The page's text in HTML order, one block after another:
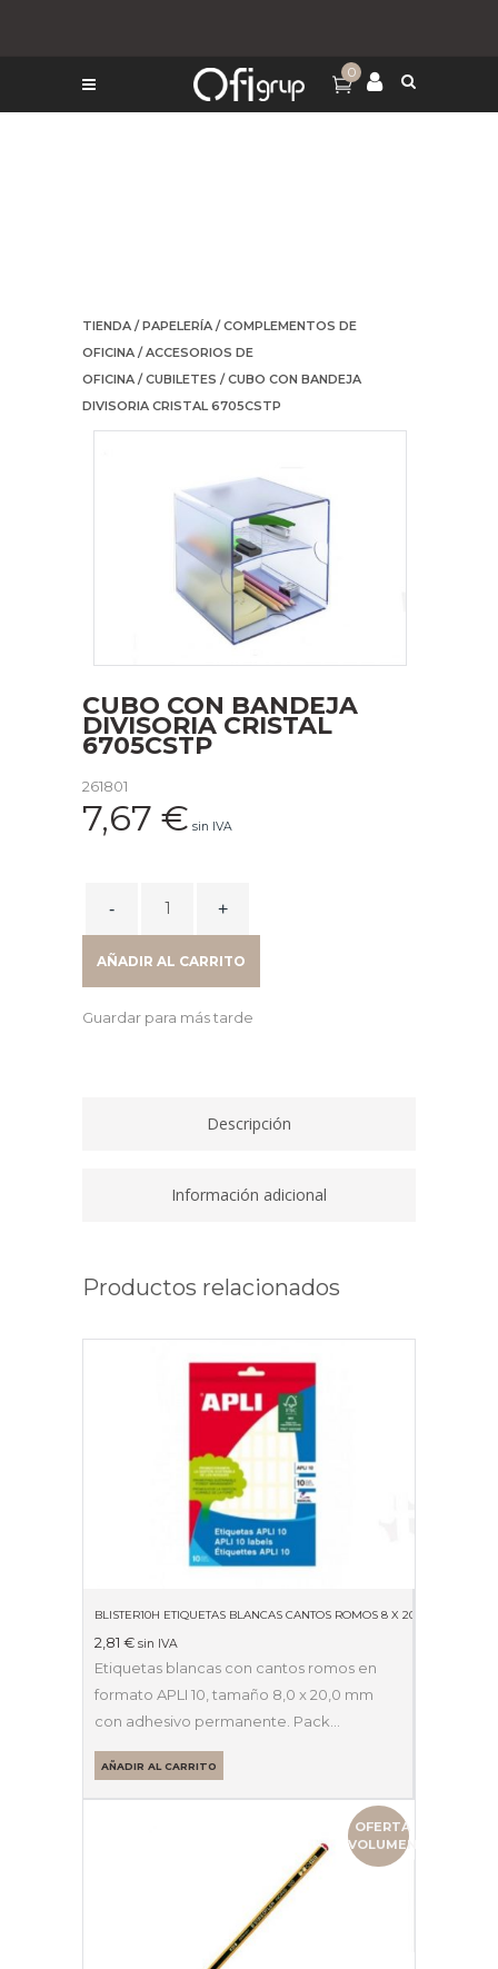
0
TIENDA /PAPELERÍA /COMPLEMENTOS DE
OFICINA /ACCESORIOS DE
OFICINA /CUBILETES / CUBO CON BANDEJA
DIVISORIA CRISTAL 6705CSTP
CUBO CON BANDEJA
DIVISORIA CRISTAL
6705CSTP
261801
7,67 € sin IVA
6705CSTP
AÑADIR AL CARRITO
Guardar para más tarde
Descripción
Información adicional
Productos relacionados
BLISTER10H ETIQUETAS BLANCAS CANTOS ROMOS 8 X 20MM 01633
2,81 € sin IVA
Etiquetas blancas con cantos romos en
formato APLI 10, tamaño 8,0 x 20,0 mm
con adhesivo permanente. Pack…
AÑADIR AL CARRITO
OFERTA
VOLUMEN